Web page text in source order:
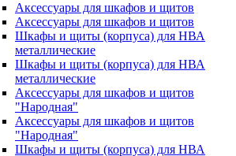
Аксессуары для шкафов и щитов
Аксессуары для шкафов и щитов
Шкафы и щиты (корпуса) для НВА
металлические
Шкафы и щиты (корпуса) для НВА
металлические
Аксессуары для шкафов и щитов
"Народная"
Аксессуары для шкафов и щитов
"Народная"
Шкафы и щиты (корпуса) для НВА